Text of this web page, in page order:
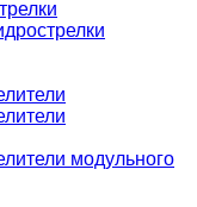
модульного